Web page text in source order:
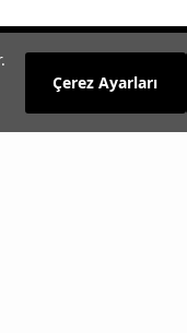
Çerez Ayarları